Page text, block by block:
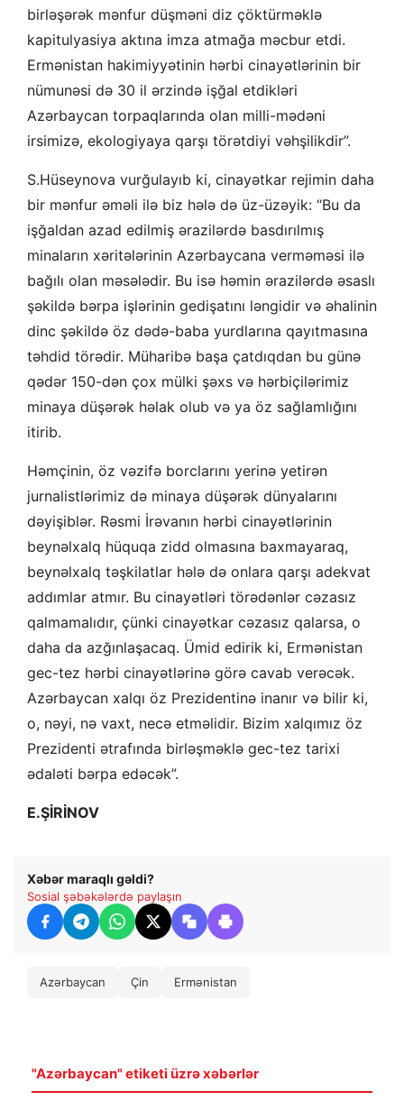
birləşərək mənfur düşməni diz çöktürməklə
kapitulyasiya aktına imza atmağa məcbur etdi.
Ermənistan hakimiyyətinin hərbi cinayətlərinin bir
nümunəsi də 30 il ərzində işğal etdikləri
Azərbaycan torpaqlarında olan milli-mədəni
irsimizə, ekologiyaya qarşı törətdiyi vəhşilikdir”.
S.Hüseynova vurğulayıb ki, cinayətkar rejimin daha
bir mənfur əməli ilə biz hələ də üz-üzəyik: “Bu da
işğaldan azad edilmiş ərazilərdə basdırılmış
minaların xəritələrinin Azərbaycana verməməsi ilə
bağılı olan məsələdir. Bu isə həmin ərazilərdə əsaslı
şəkildə bərpa işlərinin gedişatını ləngidir və əhalinin
dinc şəkildə öz dədə-baba yurdlarına qayıtmasına
təhdid törədir. Müharibə başa çatdıqdan bu günə
qədər 150-dən çox mülki şəxs və hərbiçilərimiz
minaya düşərək həlak olub və ya öz sağlamlığını
itirib.
Həmçinin, öz vəzifə borclarını yerinə yetirən
jurnalistlərimiz də minaya düşərək dünyalarını
dəyişiblər. Rəsmi İrəvanın hərbi cinayətlərinin
beynəlxalq hüquqa zidd olmasına baxmayaraq,
beynəlxalq təşkilatlar hələ də onlara qarşı adekvat
addımlar atmır. Bu cinayətləri törədənlər cəzasız
qalmamalıdır, çünki cinayətkar cəzasız qalarsa, o
daha da azğınlaşacaq. Ümid edirik ki, Ermənistan
gec-tez hərbi cinayətlərinə görə cavab verəcək.
Azərbaycan xalqı öz Prezidentinə inanır və bilir ki,
o, nəyi, nə vaxt, necə etməlidir. Bizim xalqımız öz
Prezidenti ətrafında birləşməklə gec-tez tarixi
ədaləti bərpa edəcək”.
E.ŞİRİNOV
Xəbər maraqlı gəldi?
Sosial şəbəkələrdə paylaşın
Azərbaycan Çin Ermənistan
"Azərbaycan" etiketi üzrə xəbərlər